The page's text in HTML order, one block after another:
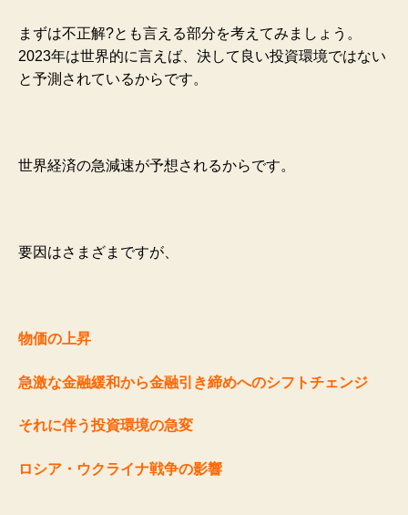
まずは不正解?とも言える部分を考えてみましょう。
2023年は世界的に言えば、決して良い投資環境ではない
と予測されているからです。
世界経済の急減速が予想されるからです。
要因はさまざまですが、
物価の上昇
急激な金融緩和から金融引き締めへのシフトチェンジ
それに伴う投資環境の急変
ロシア・ウクライナ戦争の影響